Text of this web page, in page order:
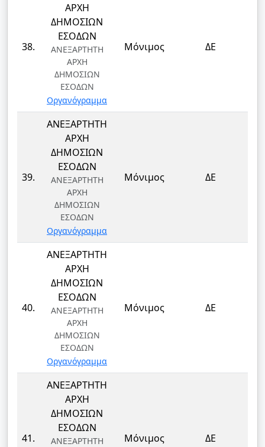
38.
ΑΡΧΗ
ΔΗΜΟΣΙΩΝ
ΕΣΟΔΩΝ
ΑΝΕΞΑΡΤΗΤΗ
ΑΡΧΗ
ΔΗΜΟΣΙΩΝ
ΕΣΟΔΩΝ
Οργανόγραμμα
Μόνιμος ΔΕ
39.
ΑΝΕΞΑΡΤΗΤΗ
ΑΡΧΗ
ΔΗΜΟΣΙΩΝ
ΕΣΟΔΩΝ
ΑΝΕΞΑΡΤΗΤΗ
ΑΡΧΗ
ΔΗΜΟΣΙΩΝ
ΕΣΟΔΩΝ
Οργανόγραμμα
Μόνιμος ΔΕ
40.
ΑΝΕΞΑΡΤΗΤΗ
ΑΡΧΗ
ΔΗΜΟΣΙΩΝ
ΕΣΟΔΩΝ
ΑΝΕΞΑΡΤΗΤΗ
ΑΡΧΗ
ΔΗΜΟΣΙΩΝ
ΕΣΟΔΩΝ
Οργανόγραμμα
Μόνιμος ΔΕ
41.
ΑΝΕΞΑΡΤΗΤΗ
ΑΡΧΗ
ΔΗΜΟΣΙΩΝ
ΕΣΟΔΩΝ
ΑΝΕΞΑΡΤΗΤΗ
Μόνιμος ΔΕ